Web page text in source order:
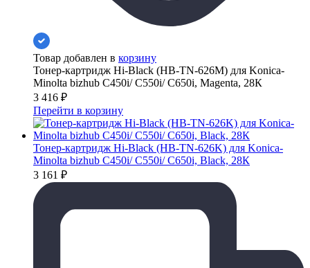
Товар добавлен в корзину
Тонер-картридж Hi-Black (HB-TN-626M) для Konica-
Minolta bizhub C450i/ C550i/ C650i, Magenta, 28К
3 416 ₽
Перейти в корзину
Тонер-картридж Hi-Black (HB-TN-626K) для Konica-
Minolta bizhub C450i/ C550i/ C650i, Black, 28К
3 161 ₽